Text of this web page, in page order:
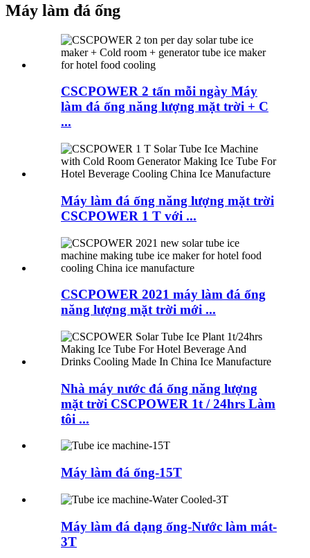
Máy làm đá ống
CSCPOWER 2 tấn mỗi ngày Máy
làm đá ống năng lượng mặt trời + C
...
Máy làm đá ống năng lượng mặt trời
CSCPOWER 1 T với ...
CSCPOWER 2021 máy làm đá ống
năng lượng mặt trời mới ...
Nhà máy nước đá ống năng lượng
mặt trời CSCPOWER 1t / 24hrs Làm
tôi ...
Máy làm đá ống-15T
Máy làm đá dạng ống-Nước làm mát-
3T